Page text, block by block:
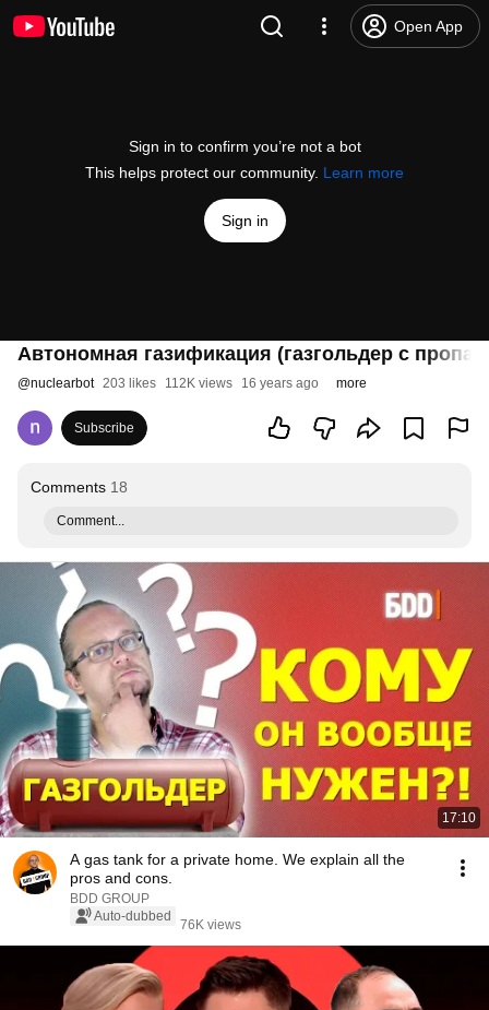
Open App
Sign in to confirm you’re not a bot
This helps protect our community. Learn more
Sign in
Автономная газификация (газгольдер с
@nuclearbot 203 likes 112K views 16 years ago more
Subscribe
Comments 18
Comment...
17:10
A gas tank for a private home. We explain all the
pros and cons.
BDD GROUP
Auto-dubbed
76K views